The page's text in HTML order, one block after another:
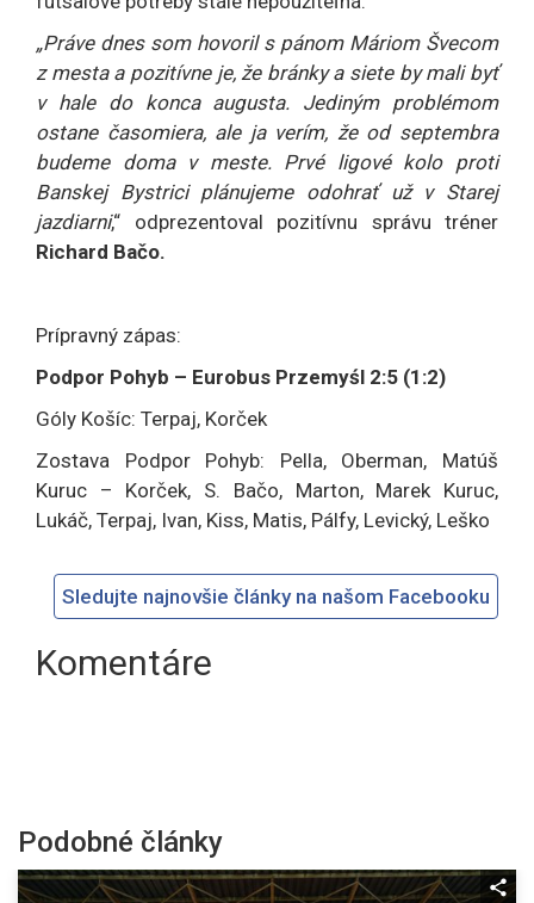
„Práve dnes som hovoril s pánom Máriom Švecom
z mesta a pozitívne je, že bránky a siete by mali byť
v hale do konca augusta. Jediným problémom
ostane časomiera, ale ja verím, že od septembra
budeme doma v meste. Prvé ligové kolo proti
Banskej Bystrici plánujeme odohrať už v Starej
jazdiarni,“ odprezentoval pozitívnu správu tréner
Richard Bačo.
Prípravný zápas:
Podpor Pohyb – Eurobus Przemyśl 2:5 (1:2)
Góly Košíc: Terpaj, Korček
Zostava Podpor Pohyb: Pella, Oberman, Matúš
Kuruc – Korček, S. Bačo, Marton, Marek Kuruc,
Lukáč, Terpaj, Ivan, Kiss, Matis, Pálfy, Levický, Leško
Sledujte najnovšie články na našom Facebooku
Komentáre
Podobné články